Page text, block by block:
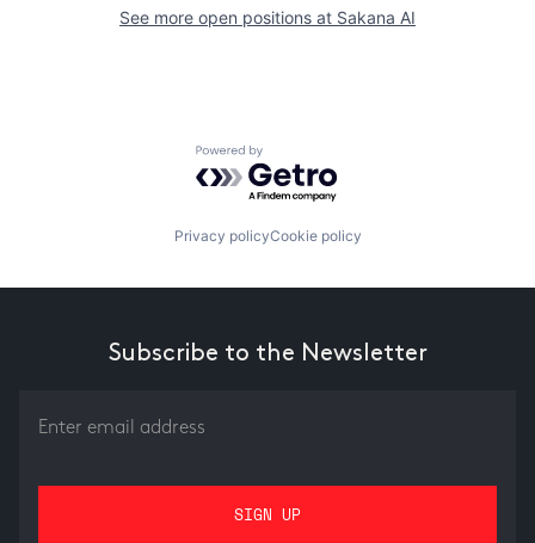
See more open positions at Sakana AI
Powered by Getro.com
Privacy policyCookie policy
Subscribe to the Newsletter